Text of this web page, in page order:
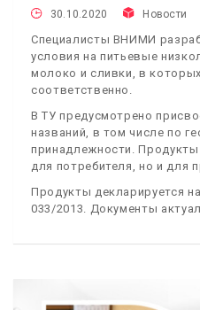
30.10.2020 Новости
Специалисты ВНИМИ
условия на питьевые
молоко и сливки, в
соответственно.
В ТУ предусмотрено
названий, в том числе по
принадлежности.
для потребителя, но и для
Продукты декларируется
033/2013. Документы